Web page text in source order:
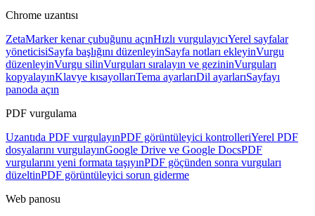
Chrome uzantısı
ZetaMarker kenar çubuğunu açınHızlı vurgulayıcıYerel sayfalar
yöneticisiSayfa başlığını düzenleyinSayfa notları ekleyinVurgu
düzenleyinVurgu silinVurguları sıralayın ve gezininVurguları
kopyalayınKlavye kısayollarıTema ayarlarıDil ayarlarıSayfayı
panoda açın
PDF vurgulama
Uzantıda PDF vurgulayınPDF görüntüleyici kontrolleriYerel PDF
dosyalarını vurgulayınGoogle Drive ve Google DocsPDF
vurgularını yeni formata taşıyınPDF göçünden sonra vurguları
düzeltinPDF görüntüleyici sorun giderme
Web panosu